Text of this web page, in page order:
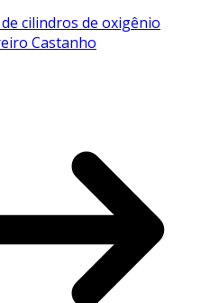
cilindros de oxigênio
Castanho